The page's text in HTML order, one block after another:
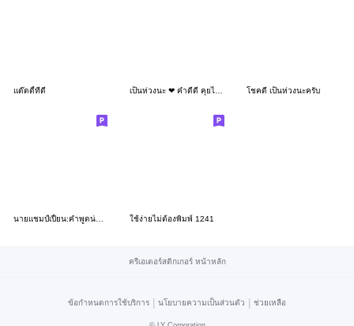
แด๊ดดี้ที่ดี เป็นห่วงนะ ❤ คำดีดี คุยได้ทุกวัน โชคดี เป็นห่วงนะครับ
ใช้ง่ายไม่ต้องพิมพ์ 1241
ครีเอเตอร์สติกเกอร์ หน้าหลัก
ข้อกำหนดการใช้บริการ | นโยบายความเป็นส่วนตัว | ช่วยเหลือ